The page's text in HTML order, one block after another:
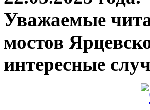
Уважаемые
мостов
интересные